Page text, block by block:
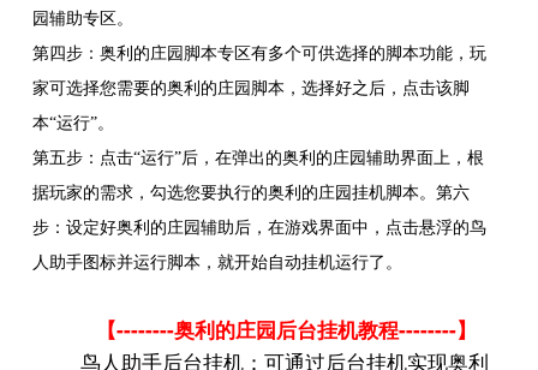
园辅助专区。
第四步：奥利的庄园脚本专区有多个可供选择的脚本功能，玩
家可选择您需要的奥利的庄园脚本，选择好之后，点击该脚
本“运行”。
第五步：点击“运行”后，在弹出的奥利的庄园辅助界面上，根
据玩家的需求，勾选您要执行的奥利的庄园挂机脚本。第六
步：设定好奥利的庄园辅助后，在游戏界面中，点击悬浮的鸟
人助手图标并运行脚本，就开始自动挂机运行了。
【--------奥利的庄园后台挂机教程--------】
鸟人助手后台挂机：可通过后台挂机实现奥利